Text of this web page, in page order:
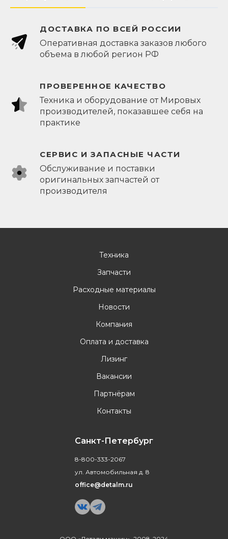
ДОСТАВКА ПО ВСЕЙ РОССИИ
Оперативная доставка заказов любого
объема в любой регион РФ
ПРОВЕРЕННОЕ КАЧЕСТВО
Техника и оборудование от Мировых
производителей, показавшее себя на
практике
СЕРВИС И ЗАПАСНЫЕ ЧАСТИ
Обслуживание и поставки
оригинальных запчастей от
производителя
Техника
Запчасти
Расходные материалы
Новости
Компания
Оплата и доставка
Лизинг
Вакансии
Партнёрам
Контакты
Санкт-Петербург
8-800-333-2067
ул. Автомобильная д. 8
office@detalm.ru